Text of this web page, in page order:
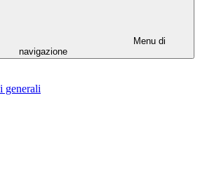
Menu di
navigazione
generali